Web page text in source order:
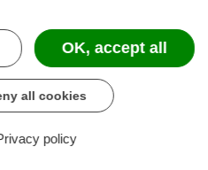
manœuvres
clôture ou une
pour les dommages
OK, accept all
all cookies
policy